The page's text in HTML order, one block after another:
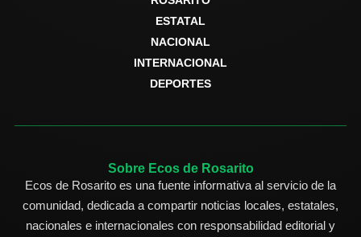
ESTATAL
NACIONAL
INTERNACIONAL
DEPORTES
Sobre Ecos de Rosarito
Ecos de Rosarito es una fuente informativa al servicio de la
comunidad, dedicada a compartir noticias locales, estatales,
nacionales e internacionales con responsabilidad editorial y